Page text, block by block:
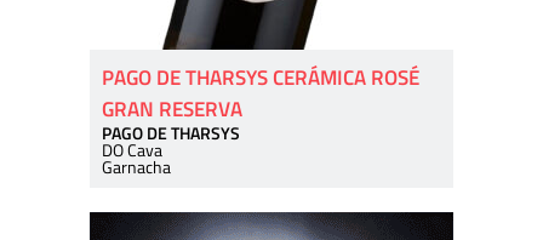
PAGO DE THARSYS CERÁMICA ROSÉ
GRAN RESERVA
PAGO DE THARSYS
DO Cava
Garnacha